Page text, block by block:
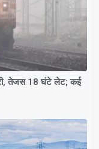
तेजस 18 घंटे लेट; कई